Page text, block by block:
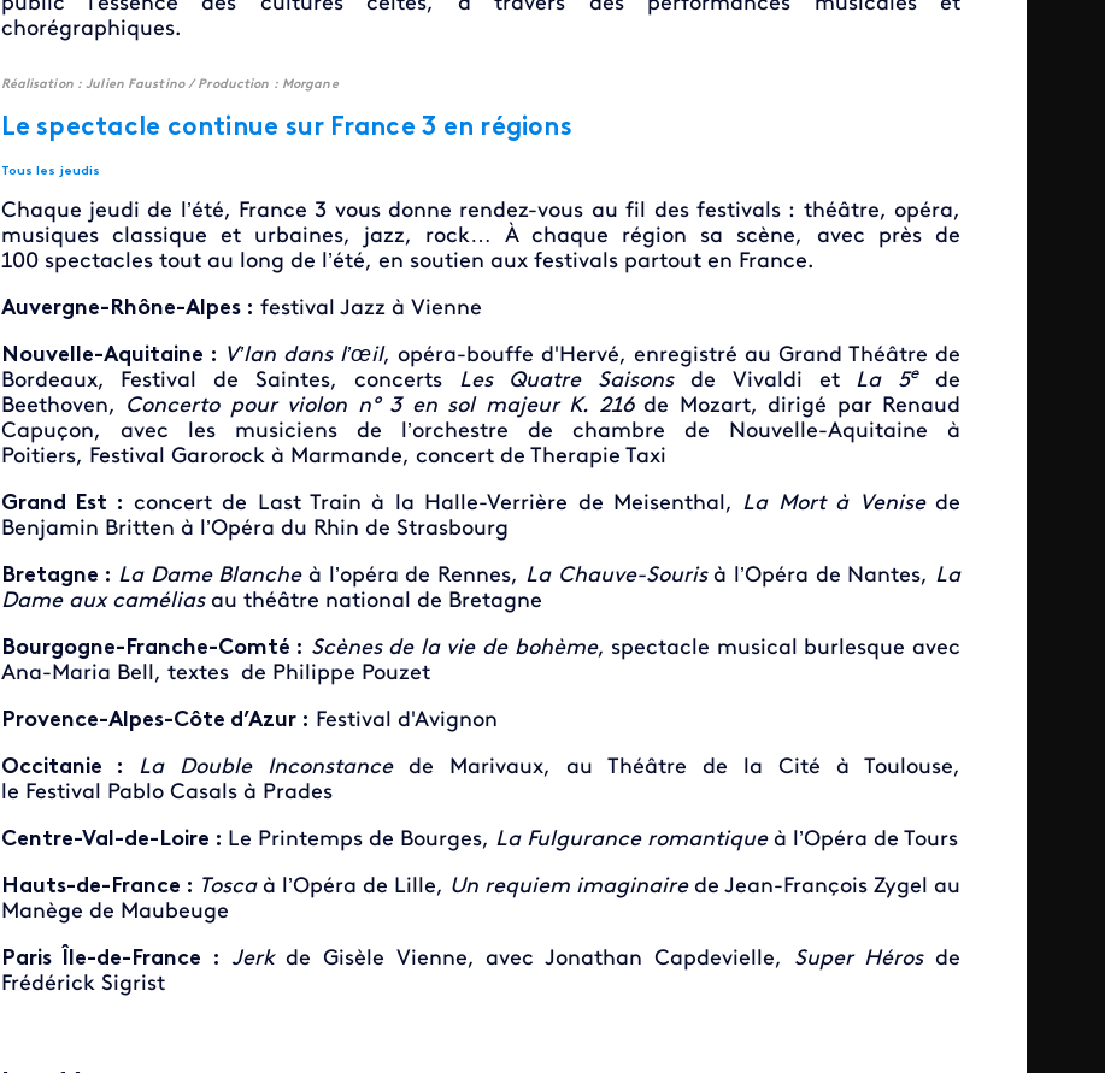
chorégraphiques.
Réalisation : Julien Faustino / Production : Morgane
Le spectacle continue sur France 3 en régions
Tous les jeudis
Chaque jeudi de l’été, France 3 vous donne rendez-vous au fil des festivals : théâtre, opéra,
musiques classique et urbaines, jazz, rock… À chaque région sa scène, avec près de
100 spectacles tout au long de l’été, en soutien aux festivals partout en France.
Auvergne-Rhône-Alpes : festival Jazz à Vienne
Nouvelle-Aquitaine : V’lan dans l’œil, opéra-bouffe d'Hervé, enregistré au Grand Théâtre de
Bordeaux, Festival de Saintes, concerts Les Quatre Saisonsde Vivaldi et La 5ede
Beethoven,
Concerto pour violon n° 3 en sol majeur K. 216de Mozart, dirigé par Renaud
Capuçon, avec les musiciens de l’orchestre de chambre de Nouvelle-Aquitaine à
Poitiers, Festival Garorock à Marmande, concert de Therapie Taxi
Grand Est : concert de Last Train à la Halle-Verrière de Meisenthal, La Mort à Venise de
Benjamin Britten à l’Opéra du Rhin de Strasbourg
Bretagne : La Dame Blancheà l’opéra de Rennes, La Chauve-Sourisà l’Opéra de Nantes, La
Dame aux camélias au théâtre national de Bretagne
Bourgogne-Franche-Comté : Scènes de la vie de bohème, spectacle musical burlesque avec
Ana-Maria Bell, textes de Philippe Pouzet
Provence-Alpes-Côte d’Azur : Festival d'Avignon
Occitanie : La Double Inconstancede Marivaux, au Théâtre de la Cité à Toulouse,
le Festival Pablo Casals à Prades
Centre-Val-de-Loire : Le Printemps de Bourges, La Fulgurance romantique à l’Opéra de Tours
Hauts-de-France : Tosca à l’Opéra de Lille, Un requiem imaginaire de Jean-François Zygel au
Manège de Maubeuge
Paris Île-de-France : Jerkde Gisèle Vienne, avec Jonathan Capdevielle, Super Hérosde
Frédérick Sigrist